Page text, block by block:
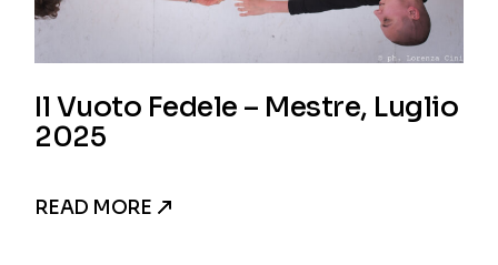
Il Vuoto Fedele – Mestre, Luglio
2025
READ MORE